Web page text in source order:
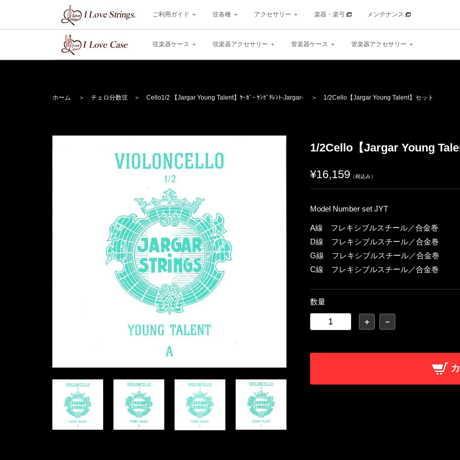
ご利用ガイド 弦各種 アクセサリー 楽器・楽弓 メンテナンス
弦楽器ケース 弦楽器アクセサリー 管楽器ケース 管楽器アクセサリー
ホーム ＞ チェロ分数弦 ＞ Cello1/2 【Jargar Young Talent】 ﾔｰｶﾞｰ ﾔﾝｸﾞﾀﾚﾝﾄ-Jargar- ＞ 1/2Cello【Jargar Young Talent】セット
1/2Cello【Jargar Young
¥16,159（税込み）
Model Number set JYT
A線 フレキシブルスチール／合金巻
D線 フレキシブルスチール／合金巻
G線 フレキシブルスチール／合金巻
C線 フレキシブルスチール／合金巻
数量
＋ －